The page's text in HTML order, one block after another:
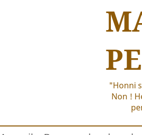
"Honni
Non !